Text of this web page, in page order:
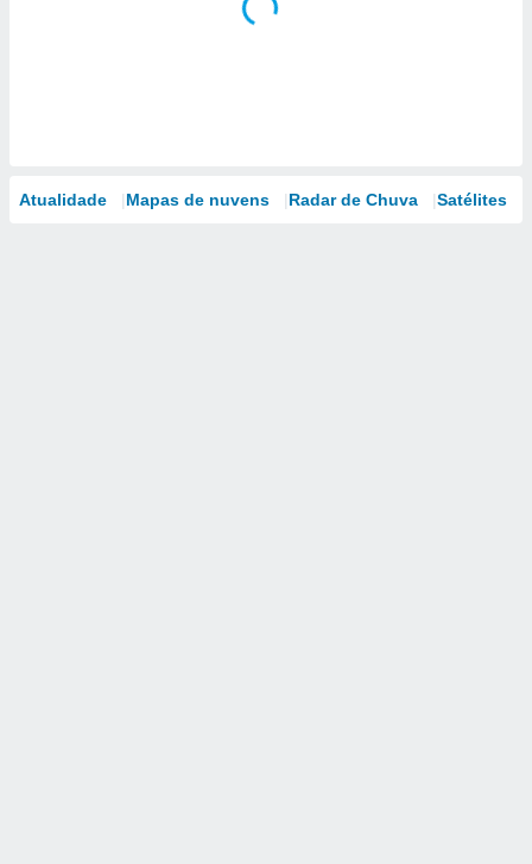
Atualidade Mapas de nuvens Radar de Chuva Satélites